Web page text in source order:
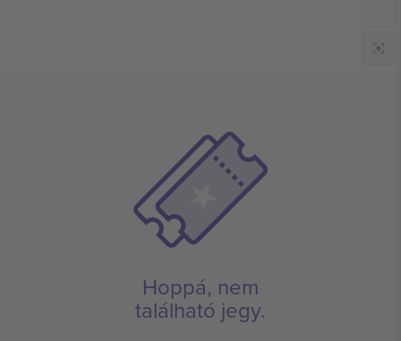
Hoppá, nem
található jegy.